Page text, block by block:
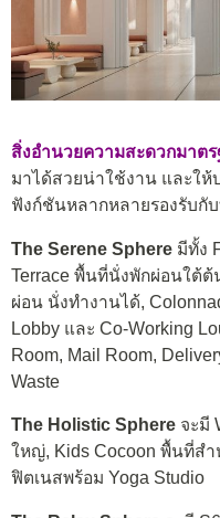
สิ่งอำนวยความสะดวกมาต
มาได้สวยน่าใช้งาน และให้
ฟังก์ชันหลากหลายรองรับกั
The Serene Sphere มีทั้ง
Terrace พื้นที่นั่งพักผ่อนใต้ต้
ผ่อน นั่งทำงานได้,
Lobby และ Co-Working
Room, Mail Room,
Waste
The Holistic Sphere จะมี
ใหญ่, Kids Cocoon พื้นที่สำ
ฟิตเนสพร้อม Yoga Studio